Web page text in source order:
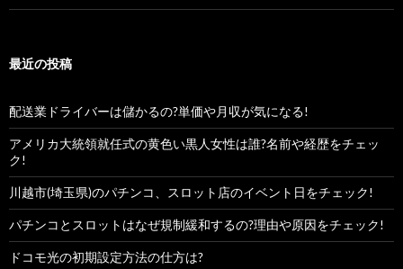
最近の投稿
配送業ドライバーは儲かるの?単価や月収が気になる!
アメリカ大統領就任式の黄色い黒人女性は誰?名前や経歴をチェッ
ク!
川越市(埼玉県)のパチンコ、スロット店のイベント日をチェック!
パチンコとスロットはなぜ規制緩和するの?理由や原因をチェック!
ドコモ光の初期設定方法の仕方は?